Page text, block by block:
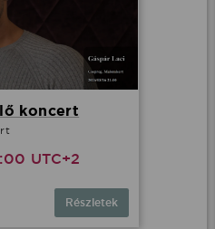
koncert
UTC+2
Részletek